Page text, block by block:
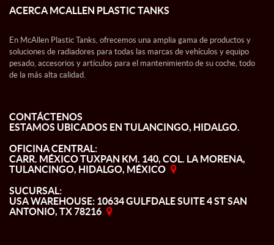
ACERCA MCALLEN PLASTIC TANKS
En McAllen Plastic Tanks, ofrecemos una amplia gama de productos y
soluciones de radiadores para todas las marcas de vehículos y equipo
pesado, accesorios y artículos para el mantenimiento de su coche, todo
de la más alta calidad.
CONTÁCTENOS
ESTAMOS UBICADOS EN TULANCINGO, HIDALGO.
OFICINA CENTRAL:
CARR. MÉXICO TUXPAN KM. 140, COL. LA MORENA,
TULANCINGO, HIDALGO, MÉXICO
SUCURSAL:
USA WAREHOUSE: 10634 GULFDALE SUITE 4 ST SAN
ANTONIO, TX 78216